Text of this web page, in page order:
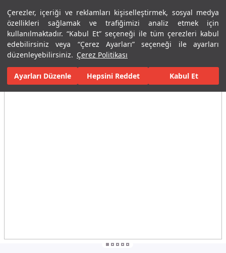
Çerezler, içeriği ve reklamları kişiselleştirmek, sosyal medya
özellikleri sağlamak ve trafiğimizi analiz etmek için
kullanılmaktadır. “Kabul Et” seçeneği ile tüm çerezleri kabul
edebilirsiniz veya “Çerez Ayarları” seçeneği ile ayarları
düzenleyebilirsiniz. Çerez Politikası
Ayarları Düzenle Hepsini Reddet Kabul Et
Menü Menü
Ana Sayfa Karolar Konut İçi Alanlar Banyo Seramikleri
Tüm Görseller(11)